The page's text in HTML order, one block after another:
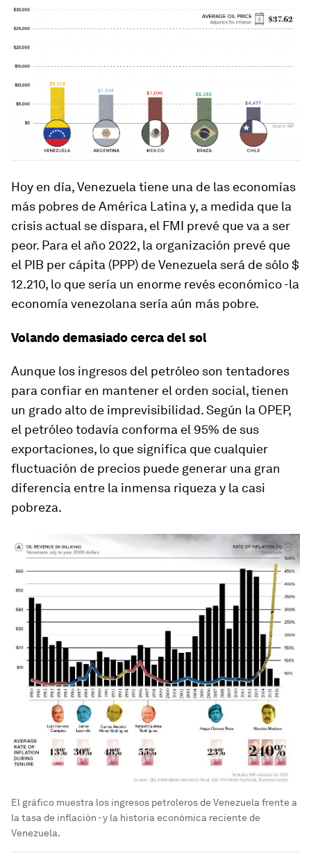
Hoy en día, Venezuela tiene una de las economías
más pobres de América Latina y, a medida que la
crisis actual se dispara, el FMI prevé que va a ser
peor. Para el año 2022, la organización prevé que
el PIB per cápita (PPP) de Venezuela será de sólo $
12.210, lo que sería un enorme revés económico -la
economía venezolana sería aún más pobre.
Volando demasiado cerca del sol
Aunque los ingresos del petróleo son tentadores
para confiar en mantener el orden social, tienen
un grado alto de imprevisibilidad. Según la OPEP,
el petróleo todavía conforma el 95% de sus
exportaciones, lo que significa que cualquier
fluctuación de precios puede generar una gran
diferencia entre la inmensa riqueza y la casi
pobreza.
El gráfico muestra los ingresos petroleros de Venezuela frente a
la tasa de inflación - y la historia económica reciente de
Venezuela.